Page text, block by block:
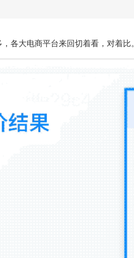
各大电商平台来回切着看，对着比。